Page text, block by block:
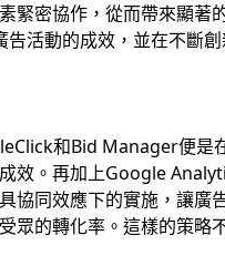
緊密協作，從而帶來顯著
活動的成效，並在不斷
和Bid Manager便是
效。再加上Google
協同效應下的實施，讓廣
眾的轉化率。這樣的策略